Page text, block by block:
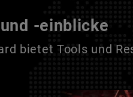
-einblicke
bietet Tools und